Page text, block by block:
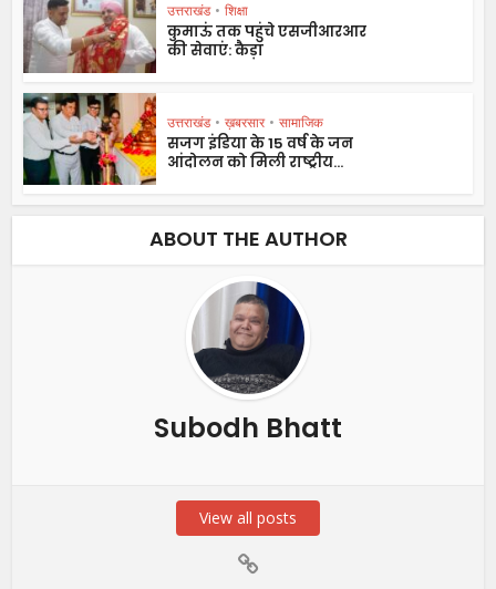
उत्तराखंड • शिक्षा
कुमाऊं तक पहुंचे एसजीआरआर
की सेवाएं: कैड़ा
उत्तराखंड • ख़बरसार • सामाजिक
सजग इंडिया के 15 वर्ष के जन
आंदोलन को मिली राष्ट्रीय...
ABOUT THE AUTHOR
Subodh Bhatt
View all posts